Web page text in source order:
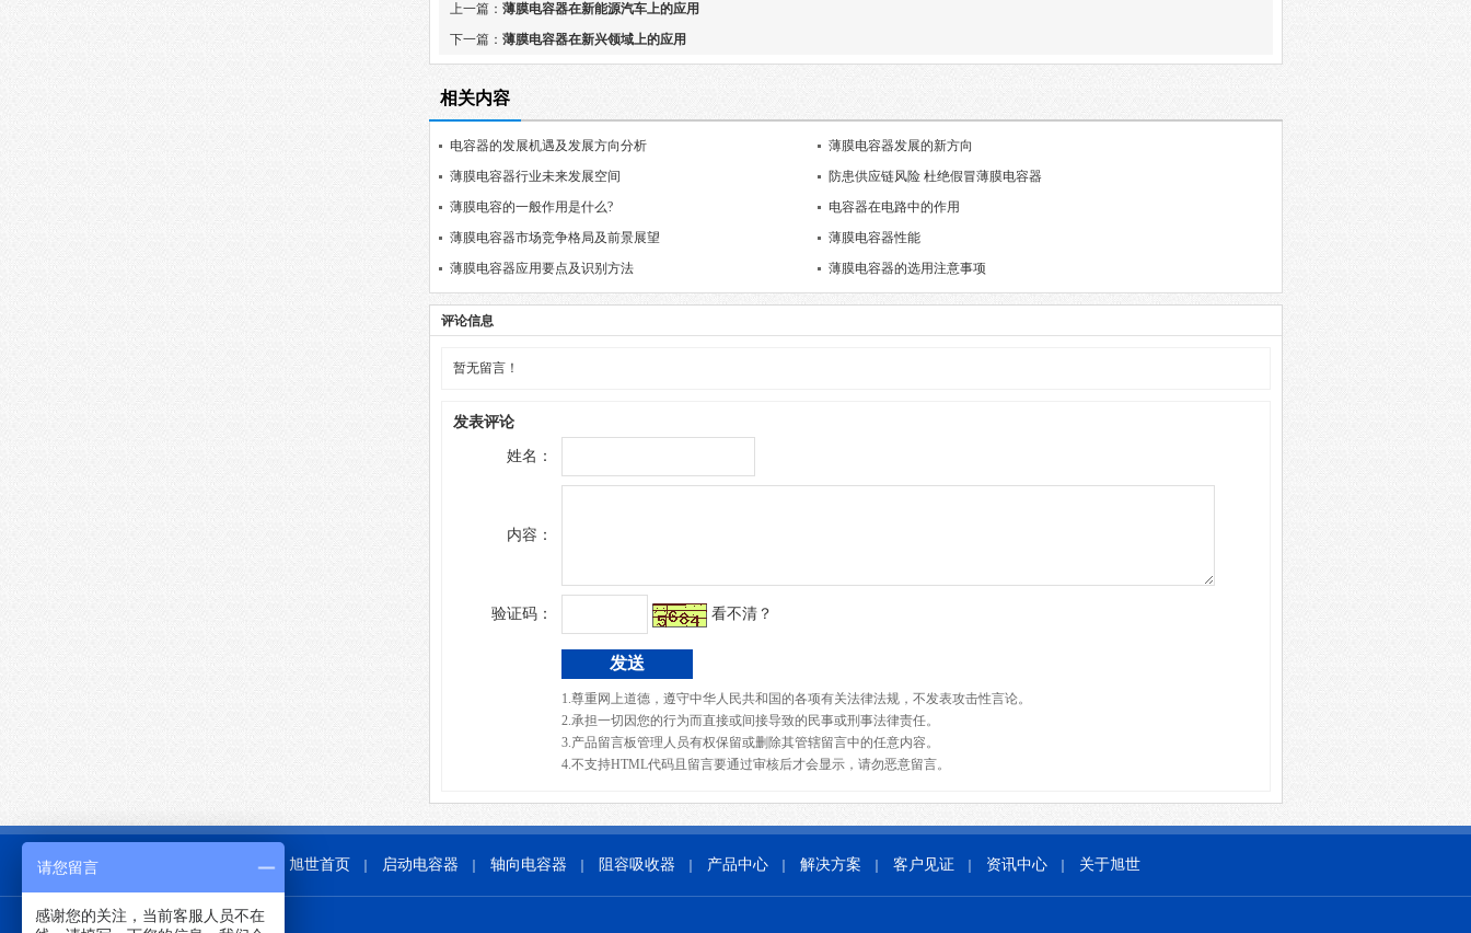
上一篇： 薄膜电容器在新能源汽车上的应用
下一篇： 薄膜电容器在新兴领域上的应用
相关内容
电容器的发展机遇及发展方向分析
薄膜电容器发展的新方向
薄膜电容器行业未来发展空间
防患供应链风险 杜绝假冒薄膜电容器
薄膜电容的一般作用是什么?
电容器在电路中的作用
薄膜电容器市场竞争格局及前景展望
薄膜电容器性能
薄膜电容器应用要点及识别方法
薄膜电容器的选用注意事项
评论信息
暂无留言！
发表评论
姓名：
内容：
验证码： 看不清？
1.尊重网上道德，遵守中华人民共和国的各项有关法律法规，不发表攻击性言论。
2.承担一切因您的行为而直接或间接导致的民事或刑事法律责任。
3.产品留言板管理人员有权保留或删除其管辖留言中的任意内容。
4.不支持HTML代码且留言要通过审核后才会显示，请勿恶意留言。
旭世首页 启动电容器 轴向电容器 阻容吸收器 产品中心 解决方案 客户见证 资讯中心 关于旭世
请您留言
感谢您的关注，当前客服人员不在